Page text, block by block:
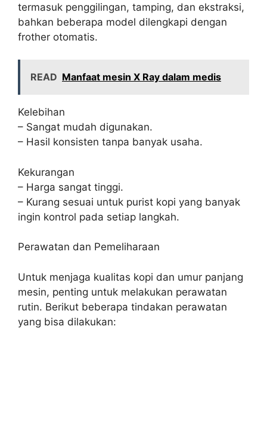
termasuk penggilingan, tamping, dan ekstraksi,
bahkan beberapa model dilengkapi dengan
frother otomatis.
READ Manfaat mesin X Ray dalam medis
Kelebihan
– Sangat mudah digunakan.
– Hasil konsisten tanpa banyak usaha.
Kekurangan
– Harga sangat tinggi.
– Kurang sesuai untuk purist kopi yang banyak
ingin kontrol pada setiap langkah.
Perawatan dan Pemeliharaan
Untuk menjaga kualitas kopi dan umur panjang
mesin, penting untuk melakukan perawatan
rutin. Berikut beberapa tindakan perawatan
yang bisa dilakukan: